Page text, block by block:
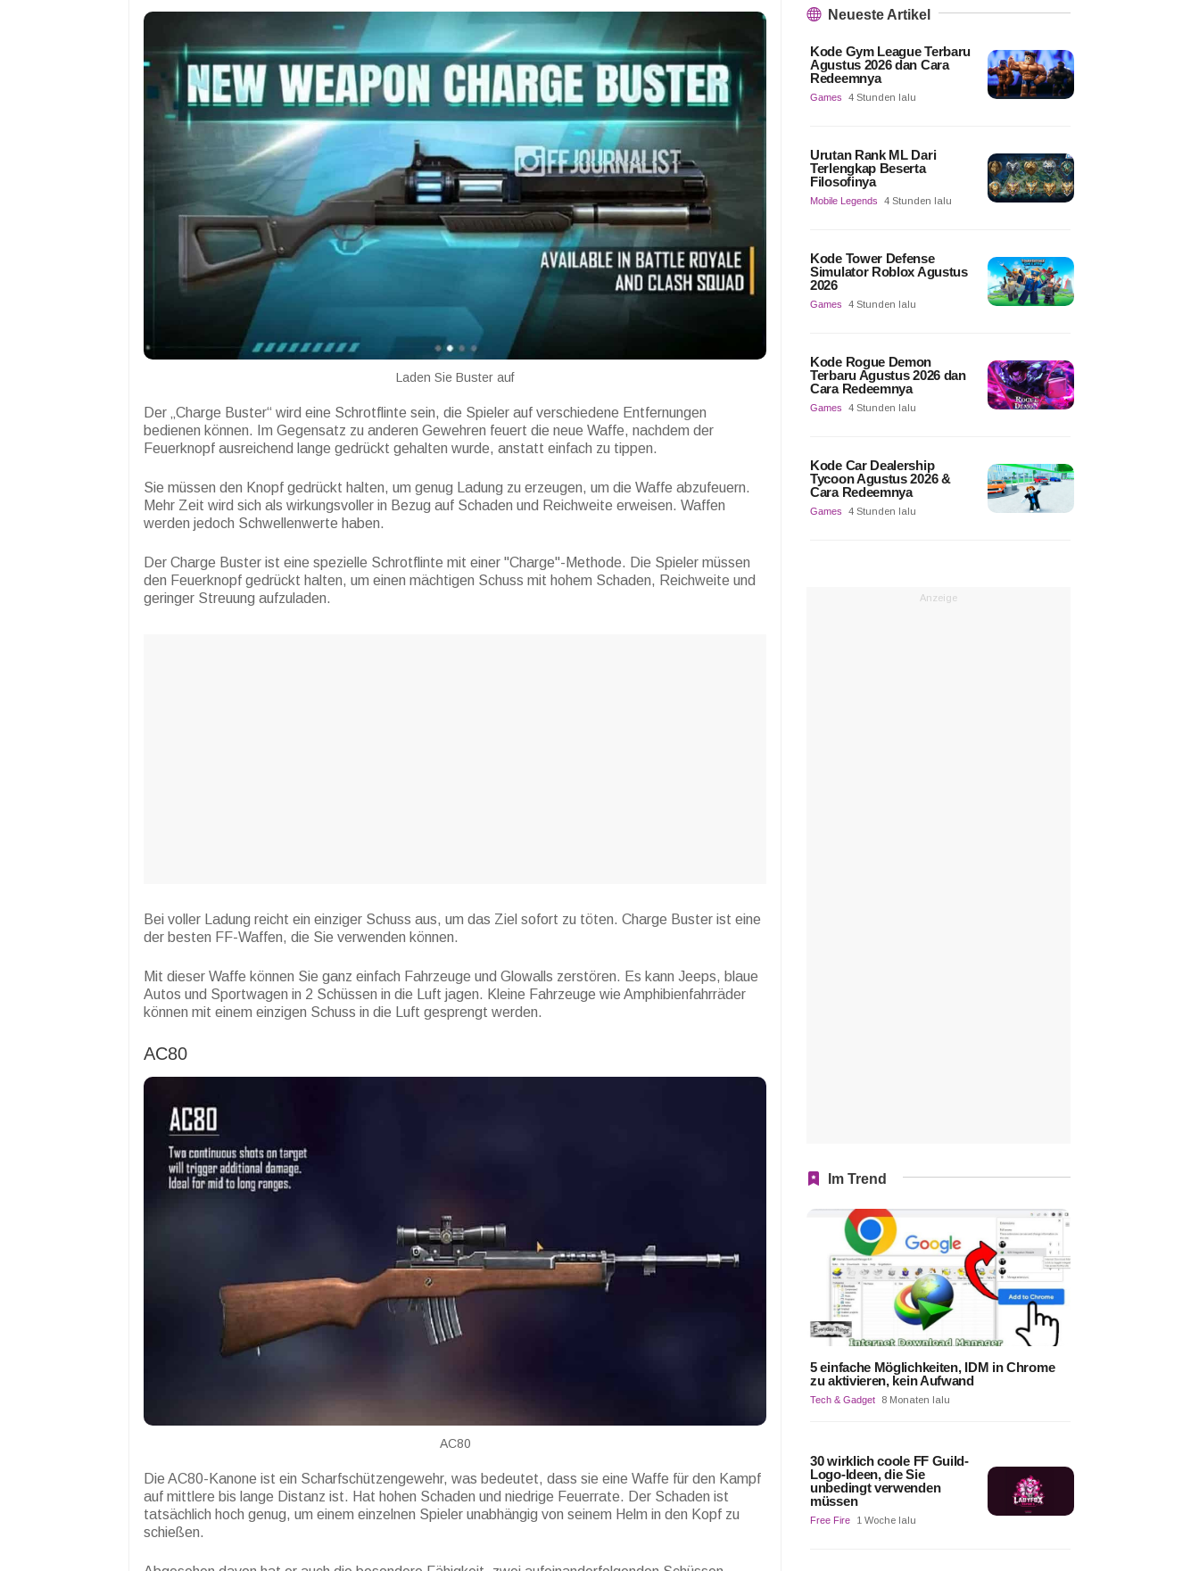
Laden Sie Buster auf
Der „Charge Buster“ wird eine Schrotflinte sein, die Spieler auf verschiedene Entfernungen
bedienen können. Im Gegensatz zu anderen Gewehren feuert die neue Waffe, nachdem der
Feuerknopf ausreichend lange gedrückt gehalten wurde, anstatt einfach zu tippen.
Sie müssen den Knopf gedrückt halten, um genug Ladung zu erzeugen, um die Waffe abzufeuern.
Mehr Zeit wird sich als wirkungsvoller in Bezug auf Schaden und Reichweite erweisen. Waffen
werden jedoch Schwellenwerte haben.
Der Charge Buster ist eine spezielle Schrotflinte mit einer "Charge"-Methode. Die Spieler müssen
den Feuerknopf gedrückt halten, um einen mächtigen Schuss mit hohem Schaden, Reichweite und
geringer Streuung aufzuladen.
Bei voller Ladung reicht ein einziger Schuss aus, um das Ziel sofort zu töten. Charge Buster ist eine
der besten FF-Waffen, die Sie verwenden können.
Mit dieser Waffe können Sie ganz einfach Fahrzeuge und Glowalls zerstören. Es kann Jeeps, blaue
Autos und Sportwagen in 2 Schüssen in die Luft jagen. Kleine Fahrzeuge wie Amphibienfahrräder
können mit einem einzigen Schuss in die Luft gesprengt werden.
AC80
AC80
Die AC80-Kanone ist ein Scharfschützengewehr, was bedeutet, dass sie eine Waffe für den Kampf
auf mittlere bis lange Distanz ist. Hat hohen Schaden und niedrige Feuerrate. Der Schaden ist
tatsächlich hoch genug, um einem einzelnen Spieler unabhängig von seinem Helm in den Kopf zu
schießen.
Neueste Artikel
Kode Gym League Terbaru
Agustus 2026 dan Cara
Redeemnya
Games 4 Stunden lalu
Urutan Rank ML Dari
Terlengkap Beserta
Filosofinya
Mobile Legends 4 Stunden lalu
Kode Tower Defense
Simulator Roblox Agustus
2026
Games 4 Stunden lalu
Kode Rogue Demon
Terbaru Agustus 2026 dan
Cara Redeemnya
Games 4 Stunden lalu
Kode Car Dealership
Tycoon Agustus 2026 &
Cara Redeemnya
Games 4 Stunden lalu
Anzeige
Im Trend
5 einfache Möglichkeiten, IDM in Chrome
zu aktivieren, kein Aufwand
Tech & Gadget 8 Monaten lalu
30 wirklich coole FF Guild-
Logo-Ideen, die Sie
unbedingt verwenden
müssen
Free Fire 1 Woche lalu